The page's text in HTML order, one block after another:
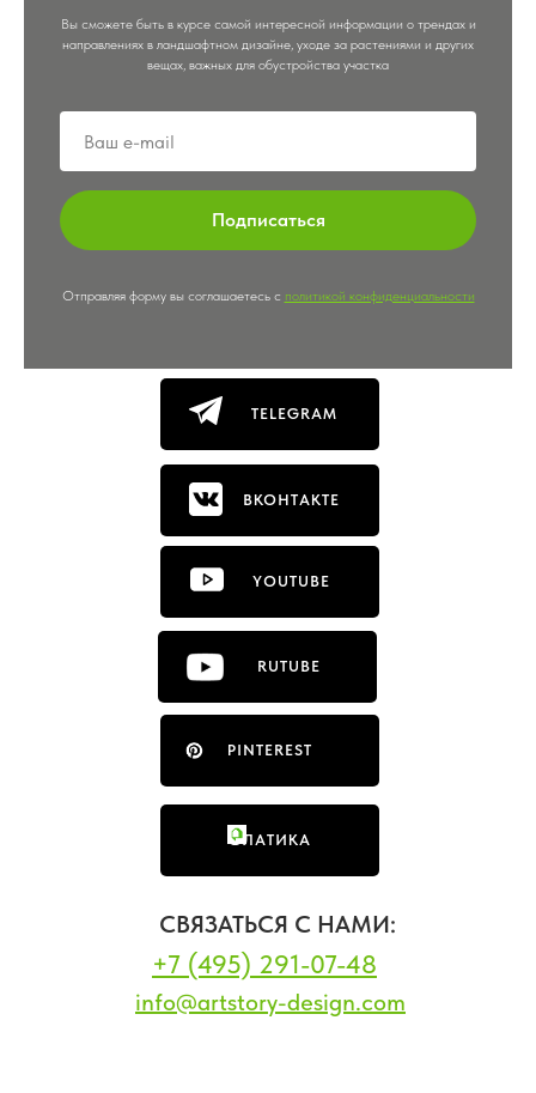
Вы сможете быть в курсе самой интересной информации о трендах и
направлениях в ландшафтном дизайне, уходе за растениями и других
вещах, важных для обустройства участка
Подписаться
Отправляя форму вы соглашаетесь с политикой конфиденциальности
TELEGRAM
PINTEREST
ФЛАТИКА
YOUTUBE
ВКОНТАКТЕ
СВЯЗАТЬСЯ С НАМИ:
+7 (495) 291-07-48
info@artstory-design.com
RUTUBE